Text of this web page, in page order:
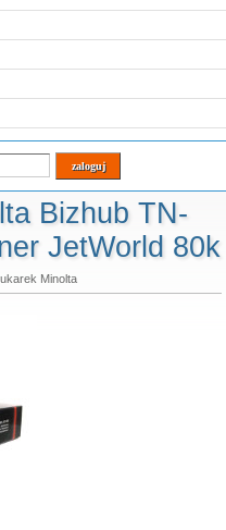
Bizhub TN-
JetWorld 80k
Minolta